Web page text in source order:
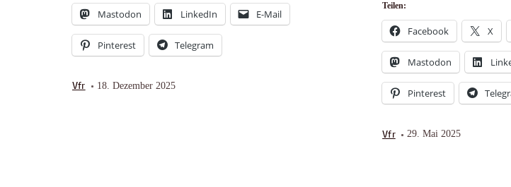
Mastodon LinkedIn E-Mail
Pinterest Telegram
Vfr 18. Dezember 2025
Teilen:
Facebook X
Mastodon
Pinterest
Vfr 29. Mai 2025